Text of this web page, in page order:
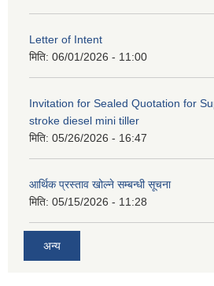
Letter of Intent
मिति: 06/01/2026 - 11:00
Invitation for Sealed Quotation for
stroke diesel mini tiller
मिति: 05/26/2026 - 16:47
आर्थिक प्रस्ताव खोल्ने सम्बन्धी सूचना
मिति: 05/15/2026 - 11:28
अन्य